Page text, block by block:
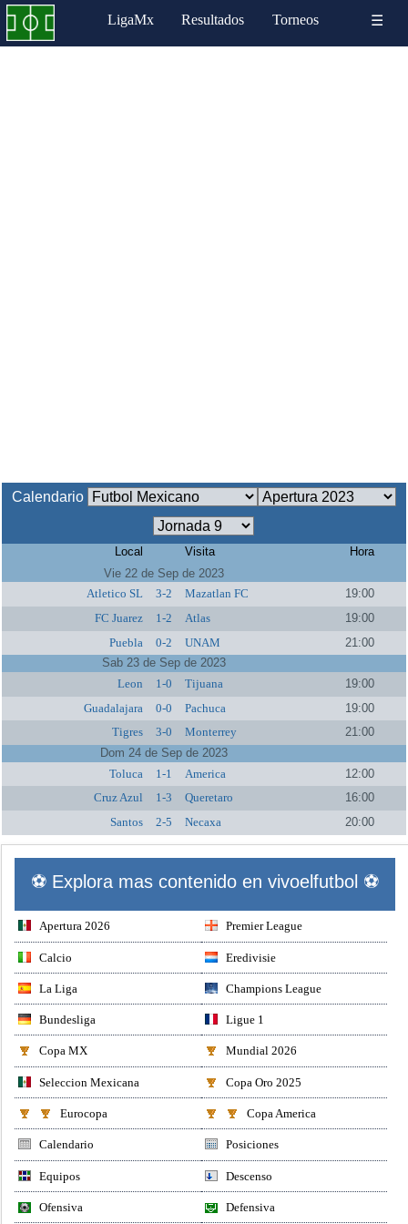
LigaMx Resultados Torneos ☰
Calendario
Local Visita
Hora
Vie 22 de Sep de 2023
Atletico SL
3-2 Mazatlan FC
19:00
FC Juarez
1-2 Atlas
19:00
Puebla
0-2 UNAM
21:00
Sab 23 de Sep de 2023
Leon
1-0 Tijuana
19:00
Guadalajara
0-0 Pachuca
19:00
Tigres
3-0 Monterrey
21:00
Dom 24 de Sep de 2023
Toluca
1-1 America
12:00
Cruz Azul
1-3 Queretaro
16:00
Santos
2-5 Necaxa 20:00
⚽ Explora mas contenido en vivoelfutbol ⚽
Apertura 2026 Premier League
Calcio Eredivisie
La Liga Champions League
Bundesliga Ligue 1
Copa MX Mundial 2026
Seleccion Mexicana Copa Oro 2025
Eurocopa Copa America
Calendario Posiciones
Equipos Descenso
Ofensiva Defensiva